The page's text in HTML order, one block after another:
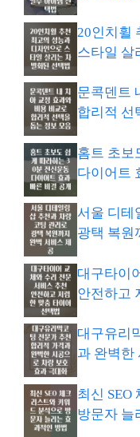
20인치휠
스타일 살
문콕덴트
합리적 선
홈트 초보
다이어트
서울 디테
광택 복원
대구타이
안전하고
대구유리
과 완벽한
최신 SEO
방문자 늘